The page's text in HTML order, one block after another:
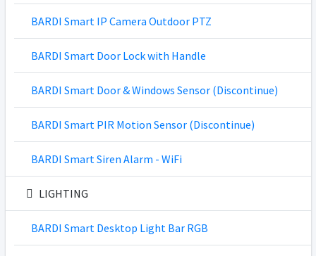
BARDI Smart IP Camera Outdoor PTZ
BARDI Smart Door Lock with Handle
BARDI Smart Door & Windows Sensor (Discontinue)
BARDI Smart PIR Motion Sensor (Discontinue)
BARDI Smart Siren Alarm - WiFi
LIGHTING
BARDI Smart Desktop Light Bar RGB